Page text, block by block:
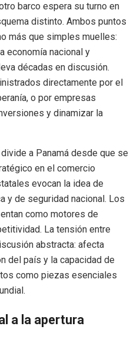
barco espera su turno en
distinto. Ambos puntos
más que simples muelles:
economía nacional y
décadas en discusión.
directamente por el
o por empresas
y dinamizar la
a Panamá desde que se
en el comercio
evocan la idea de
y de seguridad nacional. Los
como motores de
La tensión entre
abstracta: afecta
del país y la capacidad de
como piezas esenciales
a la apertura